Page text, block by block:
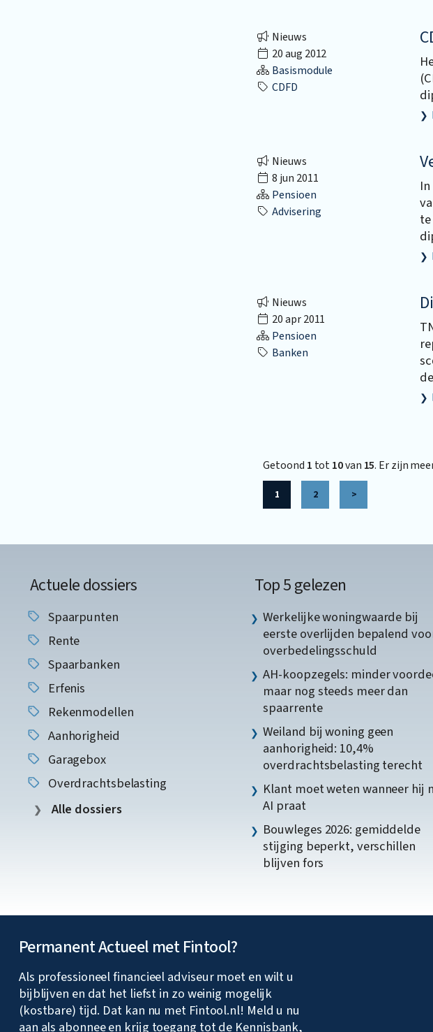
Nieuws
20 aug 2012
Basismodule
CDFD
Nieuws
8 jun 2011
Pensioen
Advisering
Nieuws
20 apr 2011
Pensioen
Banken
Getoond 1 tot10van 15. Er zijn
1 2 >
Actuele dossiers
Spaarpunten
Rente
Spaarbanken
Erfenis
Rekenmodellen
Aanhorigheid
Garagebox
Overdrachtsbelasting
Alle dossiers
Top 5 gelezen
Werkelijke woningwaarde bij
eerste overlijden bepalend
overbedelingsschuld
AH-koopzegels: minder
maar nog steeds meer dan
spaarrente
Weiland bij woning geen
aanhorigheid: 10,4%
overdrachtsbelasting terecht
Klant moet weten wanneer hij
AI praat
Bouwleges 2026: gemiddelde
stijging beperkt, verschillen
blijven fors
Permanent Actueel met Fintool?
Als professioneel financieel adviseur moet en wilt u
bijblijven en dat het liefst in zo weinig mogelijk
(kostbare) tijd. Dat kan nu met Fintool.nl! Meld u nu
aan als abonnee en krijg toegang tot de Kennisbank,